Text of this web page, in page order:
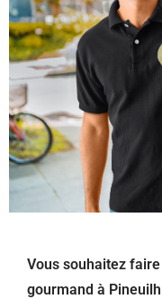
Vous souhaitez
gourmand à